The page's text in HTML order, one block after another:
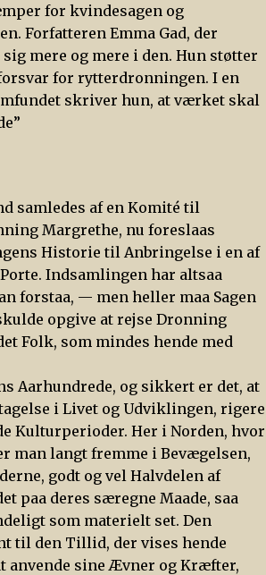
for kvindesagen og
Forfatteren Emma Gad, der
mere og mere i den. Hun støtter
for rytterdronningen. I en
skriver hun, at værket skal
samledes af en Komité til
Margrethe, nu foreslaas
Historie til Anbringelse i en af
Indsamlingen har altsaa
forstaa, — men heller maa Sagen
opgive at rejse Dronning
Folk, som mindes hende med
Aarhundrede, og sikkert er det, at
i Livet og Udviklingen, rigere
Kulturperioder. Her i Norden, hvor
man langt fremme i Bevægelsen,
godt og vel Halvdelen af
paa deres særegne Maade, saa
som materielt set. Den
til den Tillid, der vises hende
anvende sine Ævner og Kræfter,